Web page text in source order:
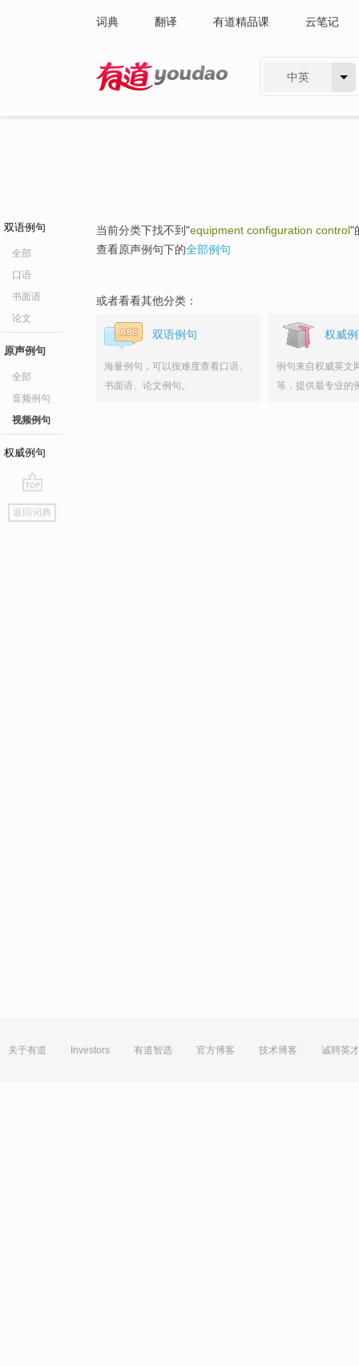
词典 翻译 有道精品课 云笔记
中英
双语例句
全部
口语
书面语
论文
原声例句
全部
音频例句
视频例句
权威例句
go
top
返回词典
当前分类下找不到"equipment configuration control"
查看原声例句下的全部例句
或者看看其他分类：
双语例句
海量例句，可以按难度查看口语、
书面语、论文例句。
权威
例句来自权威英文
等，提供最专业的
关于有道 Investors 有道智选 官方博客 技术博客 诚聘英才